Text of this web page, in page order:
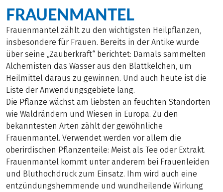
FRAUENMANTEL
Frauenmantel zählt zu den wichtigsten Heilpflanzen,
insbesondere für Frauen. Bereits in der Antike wurde
über seine „Zauberkraft“ berichtet: Damals sammelten
Alchemisten das Wasser aus den Blattkelchen, um
Heilmittel daraus zu gewinnen. Und auch heute ist die
Liste der Anwendungsgebiete lang.
Die Pflanze wächst am liebsten an feuchten Standorten
wie Waldrändern und Wiesen in Europa. Zu den
bekanntesten Arten zählt der gewöhnliche
Frauenmantel. Verwendet werden vor allem die
oberirdischen Pflanzenteile: Meist als Tee oder Extrakt.
Frauenmantel kommt unter anderem bei Frauenleiden
und Bluthochdruck zum Einsatz. Ihm wird auch eine
entzündungshemmende und wundheilende Wirkung